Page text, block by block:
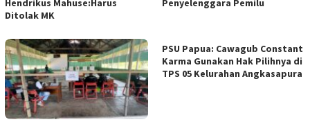
Hendrikus Mahuse:Harus
Ditolak MK
Penyelenggara Pemilu
PSU Papua: Cawagub Constant
Karma Gunakan Hak Pilihnya di
TPS 05 Kelurahan Angkasapura